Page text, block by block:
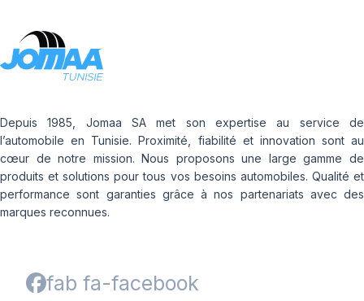
Depuis 1985, Jomaa SA met son expertise au service de
l’automobile en Tunisie. Proximité, fiabilité et innovation sont au
cœur de notre mission. Nous proposons une large gamme de
produits et solutions pour tous vos besoins automobiles. Qualité et
performance sont garanties grâce à nos partenariats avec des
marques reconnues.
fab fa-facebook